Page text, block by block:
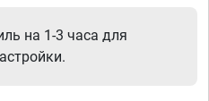
на 1-3 часа для